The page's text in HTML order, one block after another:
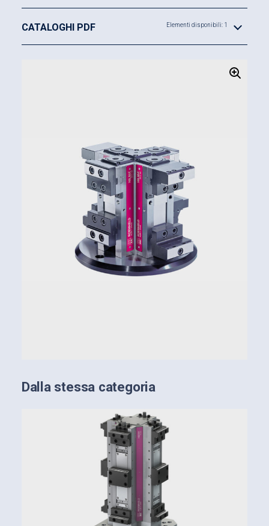
Dalla stessa categoria
● Elevata stabilità grazie alla struttura monoblocco
● Protezione ottimale contro le impurità
CATALOGHI PDF Elementi disponibili: 1